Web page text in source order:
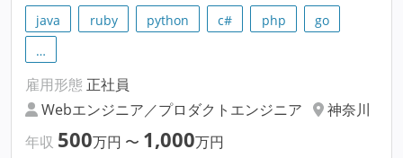
java ruby python c# php
go
…
雇用形態 正社員
Webエンジニア／プロダクトエンジニア
神奈川
年収 500万円 〜 1,000万円